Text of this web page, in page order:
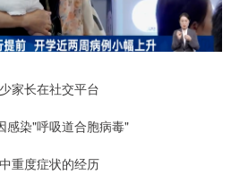
家长在社交平台
感染"呼吸道合胞病毒"
重度症状的经历